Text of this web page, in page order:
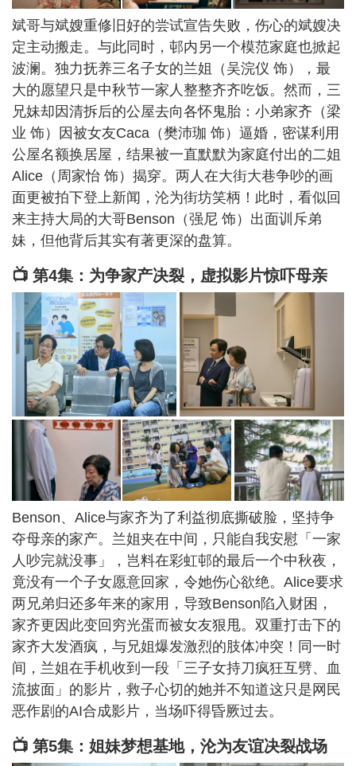
斌哥与斌嫂重修旧好的尝试宣告失败，伤心的斌嫂决
定主动搬走。与此同时，邨内另一个模范家庭也掀起
波澜。独力抚养三名子女的兰姐（吴浣仪 饰），最
大的愿望只是中秋节一家人整整齐齐吃饭。然而，三
兄妹却因清拆后的公屋去向各怀鬼胎：小弟家齐（梁
业 饰）因被女友Caca（樊沛珈 饰）逼婚，密谋利用
公屋名额换居屋，结果被一直默默为家庭付出的二姐
Alice（周家怡 饰）揭穿。两人在大街大巷争吵的画
面更被拍下登上新闻，沦为街坊笑柄！此时，看似回
来主持大局的大哥Benson（强尼 饰）出面训斥弟
妹，但他背后其实有著更深的盘算。
📺 第4集：为争家产决裂，虚拟影片惊吓母亲
Benson、Alice与家齐为了利益彻底撕破脸，坚持争
夺母亲的家产。兰姐夹在中间，只能自我安慰「一家
人吵完就没事」，岂料在彩虹邨的最后一个中秋夜，
竟没有一个子女愿意回家，令她伤心欲绝。Alice要求
两兄弟归还多年来的家用，导致Benson陷入财困，
家齐更因此变回穷光蛋而被女友狠甩。双重打击下的
家齐大发酒疯，与兄姐爆发激烈的肢体冲突！同一时
间，兰姐在手机收到一段「三子女持刀疯狂互劈、血
流披面」的影片，救子心切的她并不知道这只是网民
恶作剧的AI合成影片，当场吓得昏厥过去。
📺 第5集：姐妹梦想基地，沦为友谊决裂战场